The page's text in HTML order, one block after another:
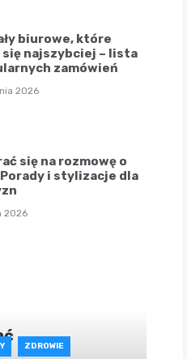
biurowe, które
się najszybciej – lista
zamówień
2026
się na rozmowę o
i stylizacje dla
2026
ZDROWIE